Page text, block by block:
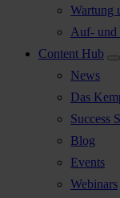
Wartung
Auf- und
Content Hub
News
Das
Success
Blog
Events
Webinars